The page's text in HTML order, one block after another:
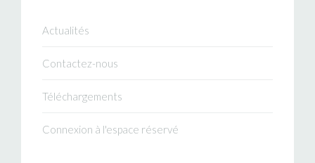
Actualités
Contactez-nous
Téléchargements
Connexion à l'espace réservé